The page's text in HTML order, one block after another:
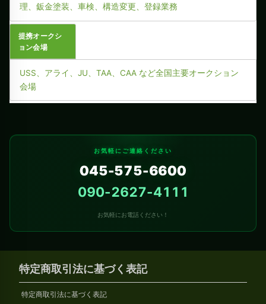
理、鈑金塗装、車検、構造変更、登録業務
提携オークシ
ョン会場
USS、アライ、JU、TAA、CAA など全国主要オークション
会場
お気軽にご連絡ください
045-575-6600
090-2627-4111
お気軽にお電話ください！
特定商取引法に基づく表記
特定商取引法に基づく表記